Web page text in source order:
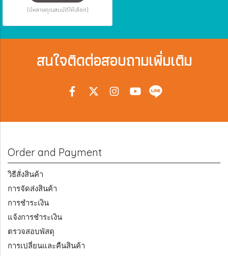
(มีหลายคุณสมบัติให้เลือก)
สนใจติดต่อสอบถามเพิ่มเติม
Order and Payment
วิธีสั่งสินค้า
การจัดส่งสินค้า
การชำระเงิน
แจ้งการชำระเงิน
ตรวจสอบพัสดุ
การเปลี่ยนและคืนสินค้า